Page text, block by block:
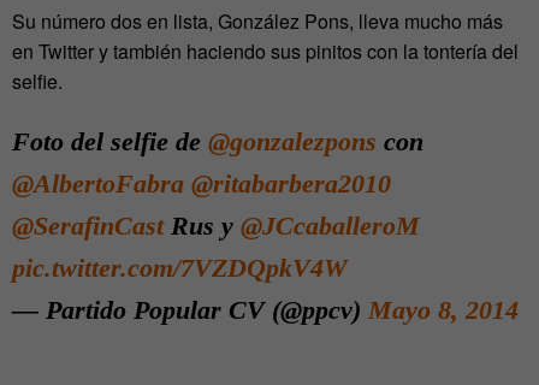
Su número dos en lista, González Pons, lleva mucho más
en Twitter y también haciendo sus pinitos con la tontería del
selfie.
Foto del selfie de @gonzalezpons con
@AlbertoFabra @ritabarbera2010
@SerafinCastRus y @JCcaballeroM
pic.twitter.com/7VZDQpkV4W
— Partido Popular CV (@ppcv) Mayo 8, 2014